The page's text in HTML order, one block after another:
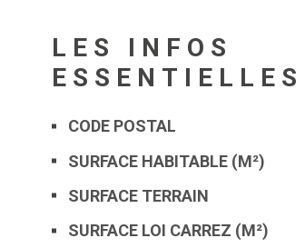
LES INFOS
ESSENTIELLES
Caractérisque Valeurs
CODE POSTAL
SURFACE HABITABLE (M²)
SURFACE TERRAIN
SURFACE LOI CARREZ (M²)